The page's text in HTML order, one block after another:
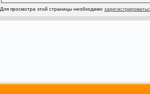
Для просмотра этой страницы необходимо